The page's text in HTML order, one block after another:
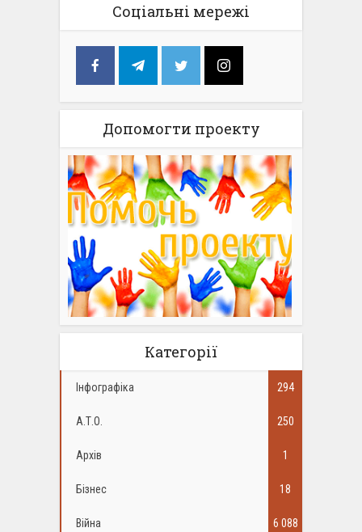
Соціальні мережі
Допомогти проекту
Категорії
Інфографіка 294
А.Т.О. 250
Архів 1
Бізнес 18
Війна 6 088